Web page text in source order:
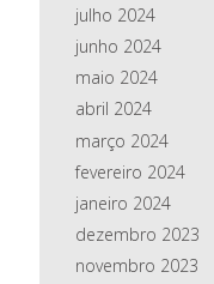
julho 2024
junho 2024
maio 2024
abril 2024
março 2024
fevereiro 2024
janeiro 2024
dezembro 2023
novembro 2023